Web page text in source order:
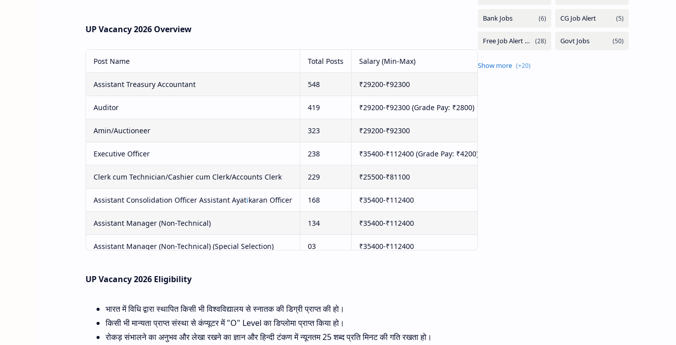
UP Vacancy 2026 Overview
Post Name Total Posts Salary (Min-Max)
Assistant Treasury Accountant 548 ₹29200-₹92300
Auditor 419 ₹29200-₹92300 (Grade Pay: ₹2800)
Amin/Auctioneer 323 ₹29200-₹92300
Executive Officer 238 ₹35400-₹112400 (Grade Pay: ₹4200)
Clerk cum Technician/Cashier cum Clerk/Accounts Clerk 229 ₹25500-₹81100
Assistant Consolidation Officer Assistant Ayatikaran Officer 168 ₹35400-₹112400
Assistant Manager (Non-Technical) 134 ₹35400-₹112400
Assistant Manager (Non-Technical) (Special Selection) 03 ₹35400-₹112400
Mandi Supervisor Grade-2 46
UP Vacancy 2026 Eligibility
भारत में विधि द्वारा स्थापित किसी भी विश्वविद्यालय से स्नातक की डिग्री प्राप्त की हो।
किसी भी मान्यता प्राप्त संस्था से कंप्यूटर में "O" Level का डिप्लोमा प्राप्त किया हो।
रोकड़ संभालने का अनुभव और लेखा रखने का ज्ञान और हिन्दी टंकण में न्यूनतम 25 शब्द प्रति मिनट की गति रखता हो।